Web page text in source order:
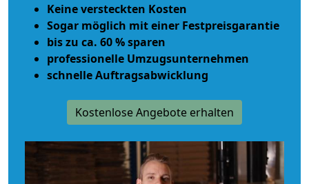
Keine versteckten Kosten
Sogar möglich mit einer Festpreisgarantie
bis zu ca. 60 % sparen
professionelle Umzugsunternehmen
schnelle Auftragsabwicklung
Kostenlose Angebote erhalten